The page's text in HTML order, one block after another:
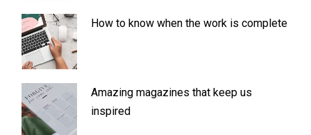
How to know when the work is complete
Amazing magazines that keep us
inspired